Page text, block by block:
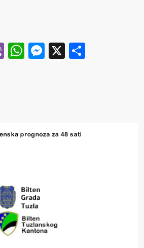
ViberWhatsApp
Messenger
X